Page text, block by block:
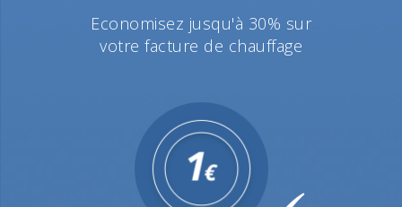
Economisez jusqu'à 30% sur
votre facture de chauffage